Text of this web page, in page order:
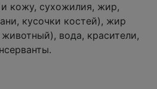
кожу, сухожилия, жир,
кусочки костей), жир
вода, красители,